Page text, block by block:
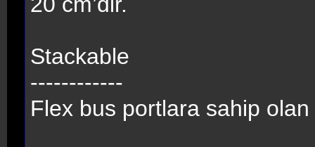
Stackable
------------
Flex bus portlara sahip olan